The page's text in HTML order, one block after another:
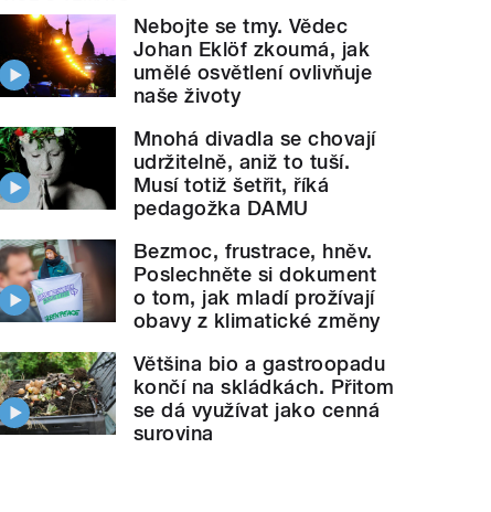
Nebojte se tmy. Vědec
Johan Eklöf zkoumá, jak
umělé osvětlení ovlivňuje
naše životy
Mnohá divadla se chovají
udržitelně, aniž to tuší.
Musí totiž šetřit, říká
pedagožka DAMU
Bezmoc, frustrace, hněv.
Poslechněte si dokument
o tom, jak mladí prožívají
obavy z klimatické změny
Většina bio a gastroopadu
končí na skládkách. Přitom
se dá využívat jako cenná
surovina